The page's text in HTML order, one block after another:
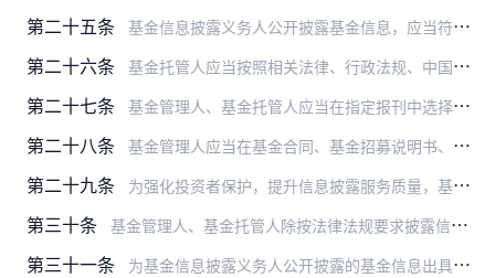
第二十五条 基金信息披露义务人公开披露基金信息，应当符合中国证监会相关基金信息披露内容与格式准则等法规的规定；特定基金信息披露事项和特殊基金品种的信息披露，应当符合中国证监…
第二十六条 基金托管人应当按照相关法律、行政法规、中国证监会的规定和基金合同的约定，对基金管理人编制的基金资产净值、基金份额净值、基金份额申购赎回价格、基金定期报告、更新的…
第二十七条 基金管理人、基金托管人应当在指定报刊中选择披露信息的报刊，单只基金只需选择一家报刊。
第二十八条 基金管理人应当在基金合同、基金招募说明书、基金份额上市交易公告书等基金信息披露文件中加强风险揭示，对设计复杂、风险较高的基金应以显著、清晰的方式揭示基金投资运作…
第二十九条 为强化投资者保护，提升信息披露服务质量，基金管理人应当按照中国证监会规定向投资者及时提供对其投资决策有重大影响的信息，基金销售机构、为投资者交易上市基金份额提供…
第三十条 基金管理人、基金托管人除按法律法规要求披露信息外，也可着眼于为投资者决策提供有用信息的角度，在保证公平对待投资者、不误导投资者、不影响基金正常投资操作的前提下，…
第三十一条 为基金信息披露义务人公开披露的基金信息出具审计报告、法律意见书的专业机构，应当制作工作底稿，并将相关档案至少保存到基金合同终止后十年。